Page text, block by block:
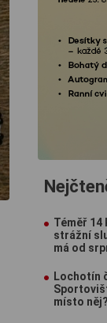
Téměř
strážní
má od
Lochotín
místo něj?